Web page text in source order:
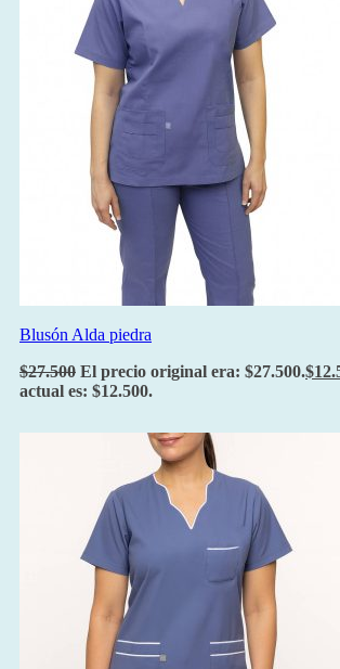
Blusón Alda piedra
$27.500 El precio original era: $27.500.$
actual es: $12.500.